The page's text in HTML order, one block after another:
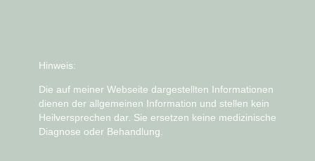
Hinweis:
Die auf meiner Webseite dargestellten Informationen
dienen der allgemeinen Information und stellen kein
Heilversprechen dar. Sie ersetzen keine medizinische
Diagnose oder Behandlung.